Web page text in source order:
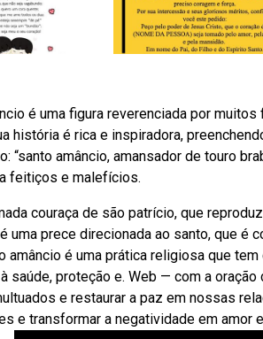
é uma figura reverenciada por
história é rica e inspiradora,
“santo amâncio, amansador de touro
feitiços e malefícios.
couraça de são patrício, que
uma prece direcionada ao santo, que
amâncio é uma prática religiosa que
saúde, proteção e. Web — com a
e restaurar a paz em nossas
e transformar a negatividade em amor